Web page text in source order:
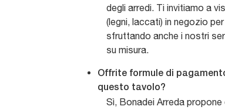
degli arredi. Ti invitiamo a
(legni, laccati) in negozio
sfruttando anche i nostri
su misura.
Offrite formule di
questo tavolo?
Sì, Bonadei Arreda